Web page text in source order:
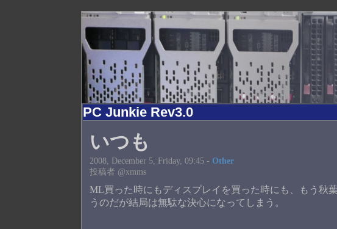
PC Junkie Rev3.0
いつも
2008, December 5, Friday, 09:45 -Other
投稿者 @xmms
ML買った時にもディスプレイを買った時にも、もう秋
うのだが結局は無駄な決心になってしまう。